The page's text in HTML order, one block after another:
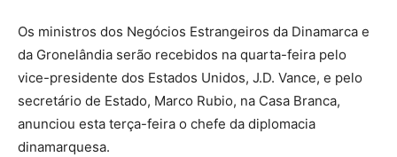
Os ministros dos Negócios Estrangeiros da Dinamarca e
da Gronelândia serão recebidos na quarta-feira pelo
vice-presidente dos Estados Unidos, J.D. Vance, e pelo
secretário de Estado, Marco Rubio, na Casa Branca,
anunciou esta terça-feira o chefe da diplomacia
dinamarquesa.